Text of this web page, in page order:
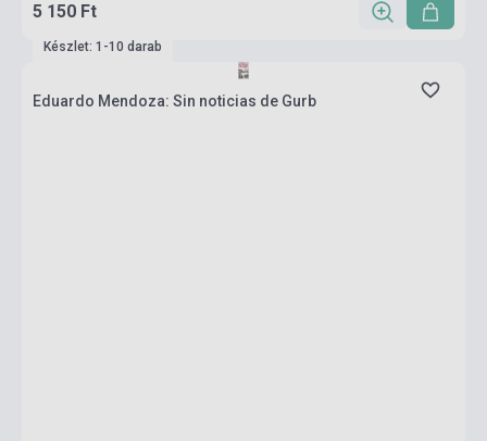
5 150 Ft
Készlet: 1-10 darab
Eduardo Mendoza: Sin noticias de Gurb